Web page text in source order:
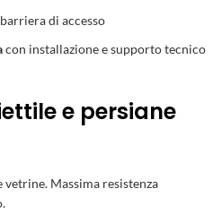
di accesso
con installazione e supporto tecnico
e persiane
Massima resistenza